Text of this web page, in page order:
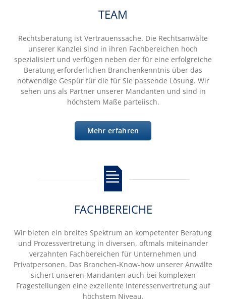
TEAM
Rechtsberatung ist Vertrauenssache. Die Rechtsanwälte
unserer Kanzlei sind in ihren Fachbereichen hoch
spezialisiert und verfügen neben der für eine erfolgreiche
Beratung erforderlichen Branchenkenntnis über das
notwendige Gespür für die für Sie passende Lösung. Wir
sehen uns als Partner unserer Mandanten und sind in
höchstem Maße parteiisch.
Mehr erfahren
FACHBEREICHE
Wir bieten ein breites Spektrum an kompetenter Beratung
und Prozessvertretung in diversen, oftmals miteinander
verzahnten Fachbereichen für Unternehmen und
Privatpersonen. Das Branchen-Know-how unserer Anwälte
sichert unseren Mandanten auch bei komplexen
Fragestellungen eine exzellente Interessenvertretung auf
höchstem Niveau.